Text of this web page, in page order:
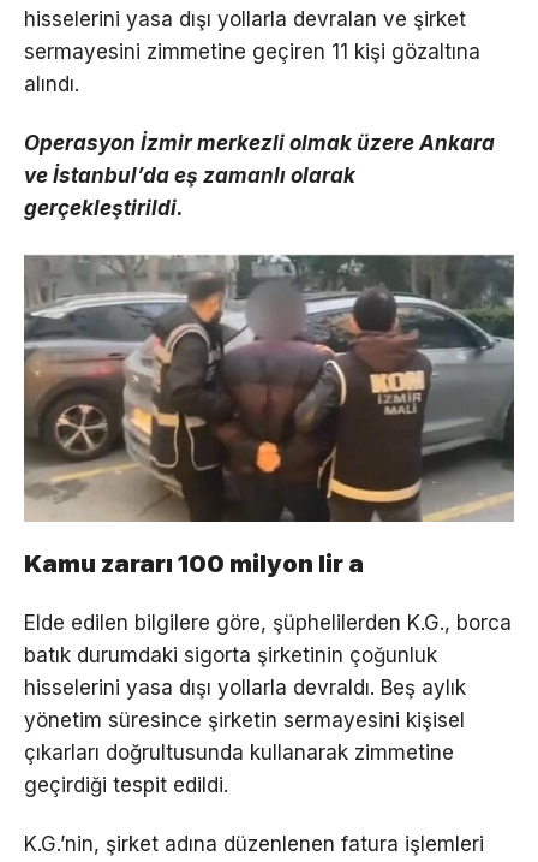
hisselerini yasa dışı yollarla devralan ve şirket
sermayesini zimmetine geçiren 11 kişi gözaltına
alındı.
Operasyon İzmir merkezli olmak üzere Ankara
ve İstanbul’da eş zamanlı olarak
gerçekleştirildi.
Kamu zararı 100 milyon lir a
Elde edilen bilgilere göre, şüphelilerden K.G., borca
batık durumdaki sigorta şirketinin çoğunluk
hisselerini yasa dışı yollarla devraldı. Beş aylık
yönetim süresince şirketin sermayesini kişisel
çıkarları doğrultusunda kullanarak zimmetine
geçirdiği tespit edildi.
K.G.’nin, şirket adına düzenlenen fatura işlemleri